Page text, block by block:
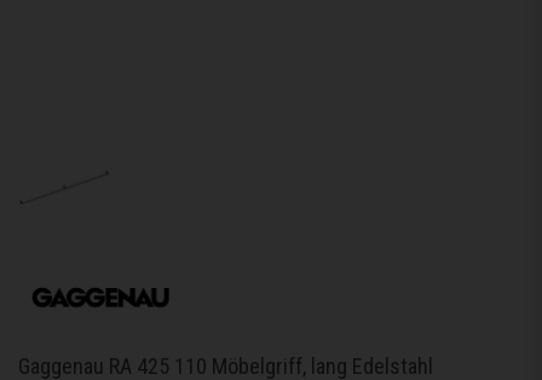
Gaggenau RA 425 110 Möbelgriff, lang Edelstahl